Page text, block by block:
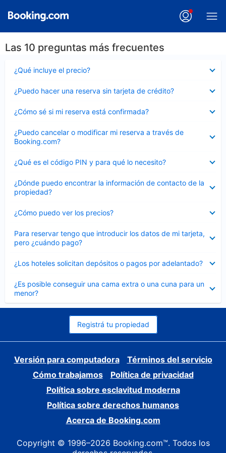
Las 10 preguntas más frecuentes
¿Qué incluye el precio?
cerrado
¿Puedo hacer una reserva sin tarjeta de crédito?
cerrado
¿Cómo sé si mi reserva está confirmada?
cerrado
¿Puedo cancelar o modificar mi reserva a través de
Booking.com?
cerrado
¿Qué es el código PIN y para qué lo necesito?
cerrado
¿Dónde puedo encontrar la información de contacto de la
propiedad?
cerrado
¿Cómo puedo ver los precios?
cerrado
Para reservar tengo que introducir los datos de mi tarjeta,
pero ¿cuándo pago?
cerrado
¿Los hoteles solicitan depósitos o pagos por adelantado?
cerrado
¿Es posible conseguir una cama extra o una cuna para un
menor?
cerrado
Registrá tu propiedad
Versión para computadora
Términos del servicio
Cómo trabajamos
Política de privacidad
Política sobre esclavitud moderna
Política sobre derechos humanos
Acerca de Booking.com
Copyright © 1996–2026 Booking.com™. Todos los